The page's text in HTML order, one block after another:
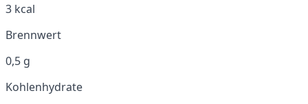
3 kcal
Brennwert
0,5 g
Kohlenhydrate